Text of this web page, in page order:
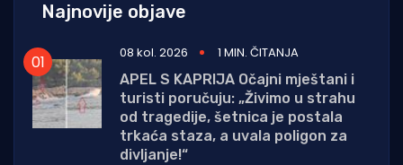
Najnovije objave
08 kol. 2026
1 MIN. ČITANJA
APEL S KAPRIJA Očajni mještani i
turisti poručuju: „Živimo u strahu
od tragedije, šetnica je postala
trkaća staza, a uvala poligon za
divljanje!“